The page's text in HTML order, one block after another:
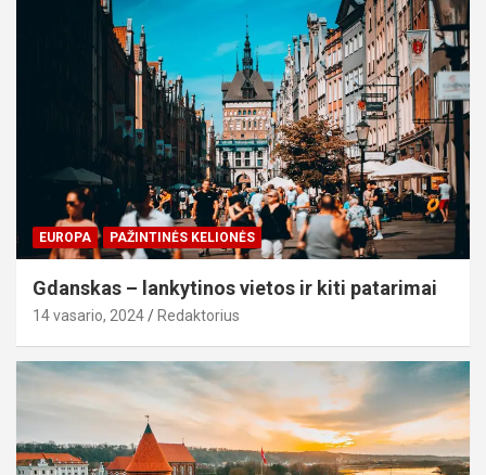
EUROPA PAŽINTINĖS KELIONĖS
Gdanskas – lankytinos vietos ir kiti patarimai
14 vasario, 2024 Redaktorius